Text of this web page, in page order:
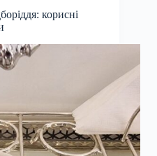
корисні